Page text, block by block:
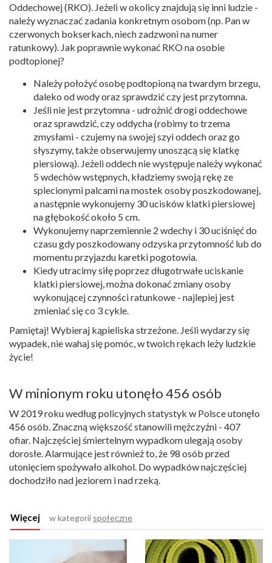
Oddechowej (RKO). Jeżeli w okolicy znajdują się inni ludzie -
należy wyznaczać zadania konkretnym osobom (np. Pan w
czerwonych bokserkach, niech zadzwoni na numer
ratunkowy). Jak poprawnie wykonać RKO na osobie
podtopionej?
Należy położyć osobę podtopioną na twardym brzegu,
daleko od wody oraz sprawdzić czy jest przytomna.
Jeśli nie jest przytomna - udrożnić drogi oddechowe
oraz sprawdzić, czy oddycha (robimy to trzema
zmysłami - czujemy na swojej szyi oddech oraz go
słyszymy, także obserwujemy unoszącą się klatkę
piersiową). Jeżeli oddech nie występuje należy wykonać
5 wdechów wstępnych, kładziemy swoją rękę ze
splecionymi palcami na mostek osoby poszkodowanej,
a następnie wykonujemy 30 ucisków klatki piersiowej
na głębokość około 5 cm.
Wykonujemy naprzemiennie 2 wdechy i 30 uciśnięć do
czasu gdy poszkodowany odzyska przytomność lub do
momentu przyjazdu karetki pogotowia.
Kiedy utracimy siłę poprzez długotrwałe uciskanie
klatki piersiowej, można dokonać zmiany osoby
wykonującej czynności ratunkowe - najlepiej jest
zmieniać się co 3 cykle.
Pamiętaj! Wybieraj kąpieliska strzeżone. Jeśli wydarzy się
wypadek, nie wahaj się pomóc, w twoich rękach leży ludzkie
życie!
W minionym roku utonęło 456 osób
W 2019 roku według policyjnych statystyk w Polsce utonęło
456 osób. Znaczną większość stanowili mężczyźni - 407
ofiar. Najczęściej śmiertelnym wypadkom ulegają osoby
dorosłe. Alarmujące jest również to, że 98 osób przed
utonięciem spożywało alkohol. Do wypadków najczęściej
dochodziło nad jeziorem i nad rzeką.
Więcej w kategorii społeczne